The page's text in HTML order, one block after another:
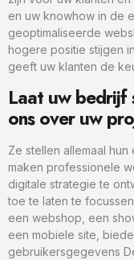
en uw knowhow in de
geoptimaliseerde
hogere positie stijgen
geeft uw klanten de
Laat uw bedrijf
ons over uw
Ze stellen allemaal
maken professionele
digitale strategie te
toe te laten te
een webshop, een
een mobiele site,
gebruikersgegevens